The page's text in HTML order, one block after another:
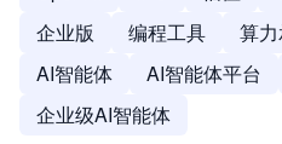
企业版
编程工具 算
AI智能体
AI智能体平台
企业级AI智能体